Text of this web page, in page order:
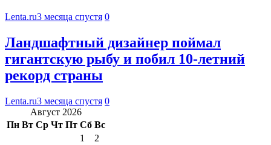
Lenta.ru3 месяца спустя 0
Ландшафтный дизайнер поймал
гигантскую рыбу и побил 10-летний
рекорд страны
Lenta.ru3 месяца спустя 0
Август 2026
Пн Вт Ср Чт Пт Сб Вс
1
2